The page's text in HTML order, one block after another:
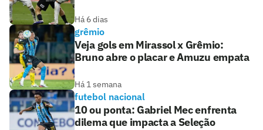
Há 6 dias
grêmio
Veja gols em Mirassol x Grêmio:
Bruno abre o placar e Amuzu empata
Há 1 semana
futebol nacional
10 ou ponta: Gabriel Mec enfrenta
dilema que impacta a Seleção